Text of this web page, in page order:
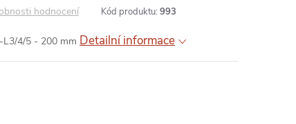
hodnocení Kód produktu: 993
L3/4/5 - 200 mm Detailní informace